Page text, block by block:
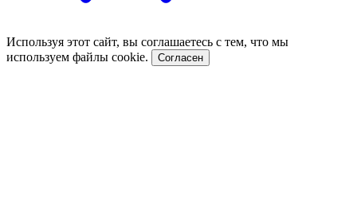
Используя этот сайт, вы соглашаетесь с тем, что мы
используем файлы cookie.
Согласен